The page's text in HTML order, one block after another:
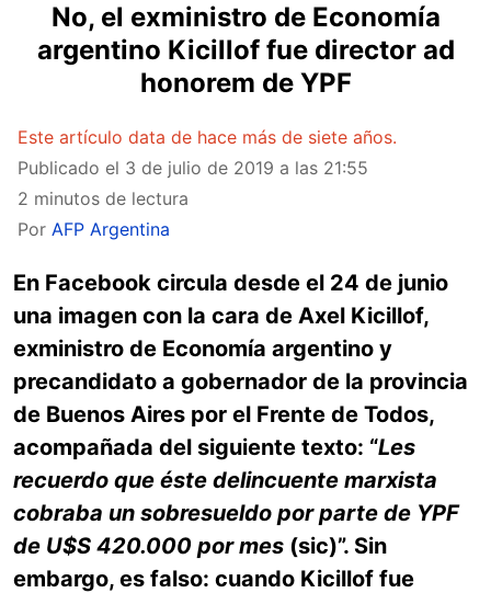
No, el exministro de Economía
argentino Kicillof fue director ad
honorem de YPF
Este artículo data de hace más de siete años.
Publicado el 3 de julio de 2019 a las 21:55
2 minutos de lectura
Por AFP Argentina
En Facebook circula desde el 24 de junio
una imagen con la cara de Axel Kicillof,
exministro de Economía argentino y
precandidato a gobernador de la provincia
de Buenos Aires por el Frente de Todos,
acompañada del siguiente texto: “Les
recuerdo que éste delincuente marxista
cobraba un sobresueldo por parte de YPF
de U$S 420.000 por mes (sic)”. Sin
embargo, es falso: cuando Kicillof fue